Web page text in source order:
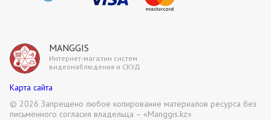
MANGGIS
Интернет-магазин систем
видеонаблюдения и СКУД
Карта сайта
© 2026 Запрещено любое копирование материалов ресурса без
письменного согласия владельца – «Manggis.kz»